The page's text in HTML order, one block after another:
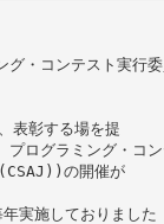
・コンテスト実行委
表彰する場を提
ログラミング・コン
(CSAJ))の開催が
実施しておりました